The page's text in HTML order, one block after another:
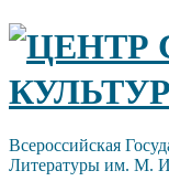
Skip
content
ЦЕНТР
КУЛЬТУР
Всероссийская
Литературы им. М.